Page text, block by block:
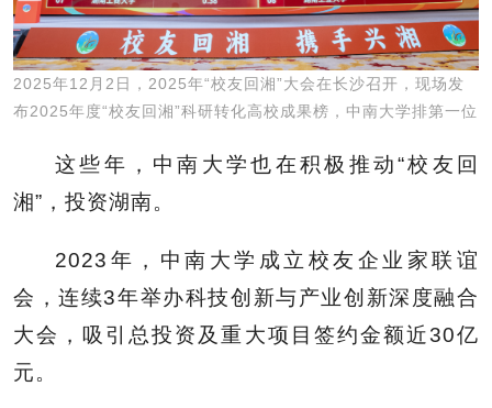
2025年12月2日，2025年“校友回湘”大会在长沙召开，现场发
布2025年度“校友回湘”科研转化高校成果榜，中南大学排第一位
这些年，中南大学也在积极推动“校友回
湘”，投资湖南。
2023年，中南大学成立校友企业家联谊
会，连续3年举办科技创新与产业创新深度融合
大会，吸引总投资及重大项目签约金额近30亿
元。